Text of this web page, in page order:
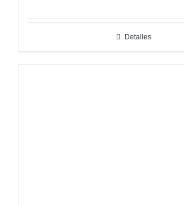
Detalles